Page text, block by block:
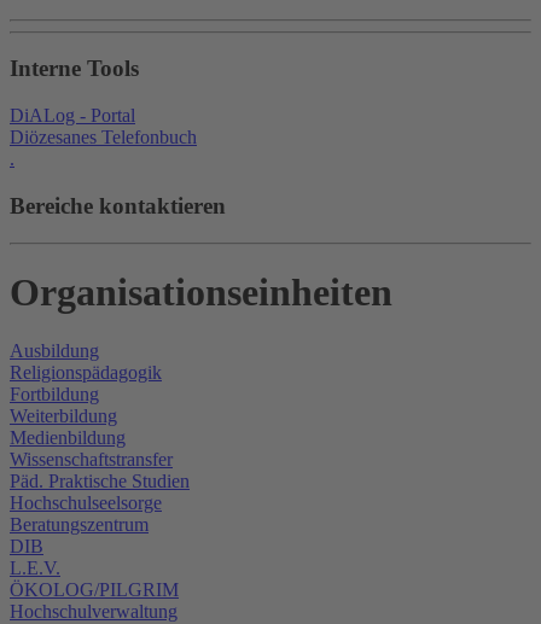
Interne Tools
DiALog - Portal
Diözesanes Telefonbuch
.
Bereiche kontaktieren
Organisationseinheiten
Ausbildung
Religionspädagogik
Fortbildung
Weiterbildung
Medienbildung
Wissenschaftstransfer
Päd. Praktische Studien
Hochschulseelsorge
Beratungszentrum
DIB
L.E.V.
ÖKOLOG/PILGRIM
Hochschulverwaltung